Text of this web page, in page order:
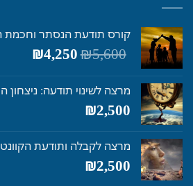
קורס תודעת הנסתר וחכמת
₪5,600
המחיר
המקורי
₪5,600.
₪4,250
מרצה לשינוי תודעה:
₪2,500
מרצה לקבלה ותודעת
₪2,500